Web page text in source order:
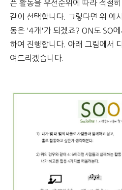
픈 활동을 우선순위에 따라 적절
같이 선택합니다. 그렇다면 위 예
동은 '4개'가 되겠죠? ON도 SO
하여 진행합니다. 아래 그림에서
여드리겠습니다.